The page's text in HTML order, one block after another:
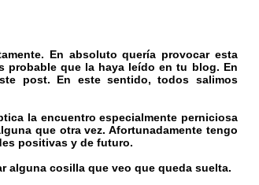
En absoluto quería provocar esta
que la haya leído en tu blog. En
post. En este sentido, todos salimos
la encuentro especialmente perniciosa
que otra vez. Afortunadamente tengo
positivas y de futuro.
alguna cosilla que veo que queda suelta.